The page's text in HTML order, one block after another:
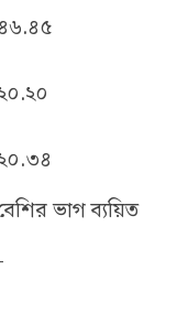
ভাগ ব্যয়িত